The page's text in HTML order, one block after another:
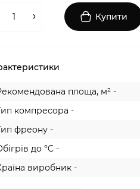
Купити
площа, м² -
компресора -
фреону -
до °C -
виробник -